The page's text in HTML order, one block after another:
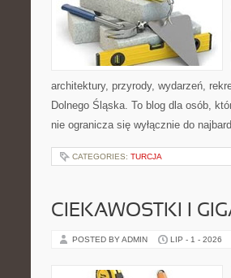
architektury, przyrody, wydarzeń,
Dolnego Śląska. To blog dla osób,
nie ogranicza się wyłącznie do
CATEGORIES: TURCJA
CIEKAWOSTKI I
POSTED BY ADMIN LIP - 1 - 2026